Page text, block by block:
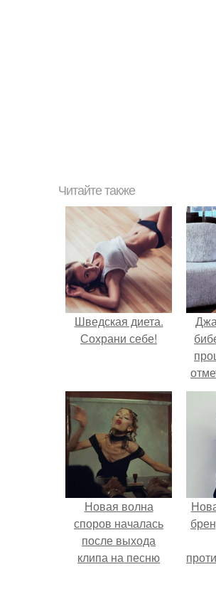
Читайте также
Шведская диета.
Сохрани себе!
Новая волна
споров началась
после выхода
клипа на песню